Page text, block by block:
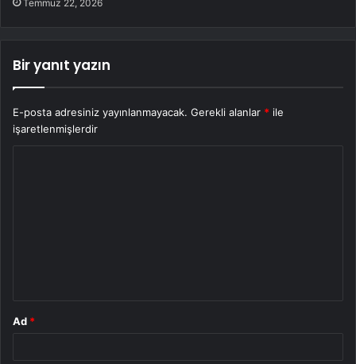
Temmuz 22, 2026
Bir yanıt yazın
E-posta adresiniz yayınlanmayacak. Gerekli alanlar * ile
işaretlenmişlerdir
Ad *